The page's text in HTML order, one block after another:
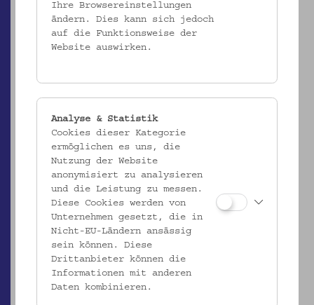
EMK/4.518
Kalebasse
_MEHR
Ihre Browsereinstellungen
ändern. Dies kann sich jedoch
auf die Funktionsweise der
Website auswirken.
Analyse & Statistik
Cookies dieser Kategorie
ermöglichen es uns, die
Nutzung der Website
anonymisiert zu analysieren
und die Leistung zu messen.
Diese Cookies werden von
Unternehmen gesetzt, die in
Nicht-EU-Ländern ansässig
sein können. Diese
Drittanbieter können die
Informationen mit anderen
Daten kombinieren.